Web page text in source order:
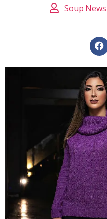
Soup News